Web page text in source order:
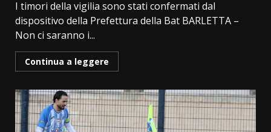
I timori della vigilia sono stati confermati dal
dispositivo della Prefettura della Bat BARLETTA –
Non ci saranno i...
Continua a leggere